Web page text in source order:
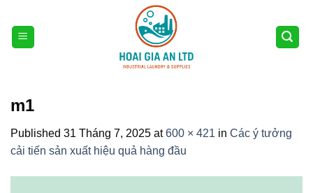
content
m1
Published 31 Tháng 7, 2025 at600 × 421 in Các ý tưởng
cải tiến sản xuất hiệu quả hàng đầu